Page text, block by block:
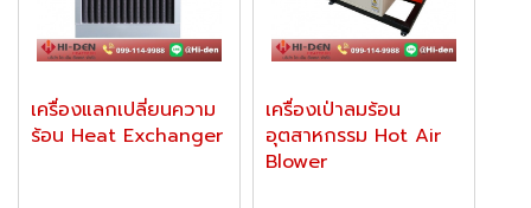
เครื่องแลกเปลี่ยนความ
ร้อน Heat Exchanger
เครื่องเป่าลมร้อน
อุตสาหกรรม Hot Air
Blower